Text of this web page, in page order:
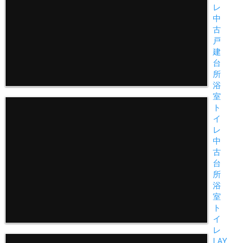
レ
中
古
戸
建
台
所
浴
室
ト
イ
レ
中
古
台
所
浴
室
ト
イ
レ